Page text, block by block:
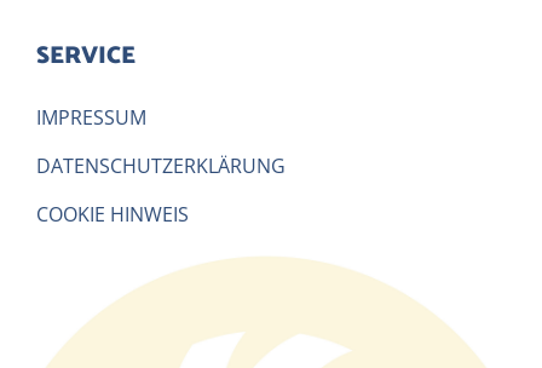
SERVICE
IMPRESSUM
DATENSCHUTZERKLÄRUNG
COOKIE HINWEIS